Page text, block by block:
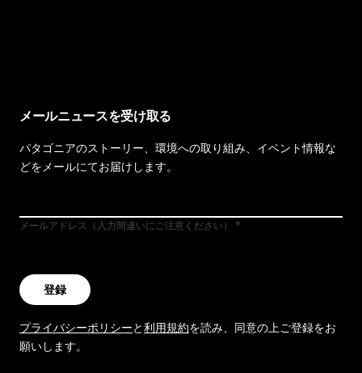
メールニュースを受け取る
パタゴニアのストーリー、環境への取り組み、イベント情報な
どをメールにてお届けします。
メールアドレス（入力間違いにご注意ください）
登録
プライバシーポリシーと利用規約を読み、同意の上ご登録をお
願いします。